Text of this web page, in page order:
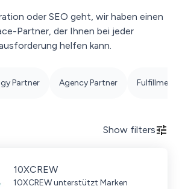
oder SEO geht, wir haben einen
Partner, der Ihnen bei jeder
helfen kann.
Partner Agency Partner Fulfillment
Showfilters
10XCREW
10XCREW unterstützt Marken